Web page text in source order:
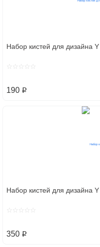
Набор кистей для дизайна
190 p
Набор кистей для дизайна
350 p